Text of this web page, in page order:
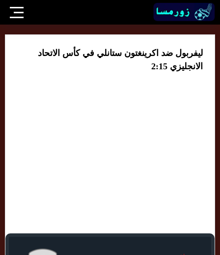
ليفربول ضد اكرينغتون ستانلي في كأس الاتحاد
الانجليزي 2:15